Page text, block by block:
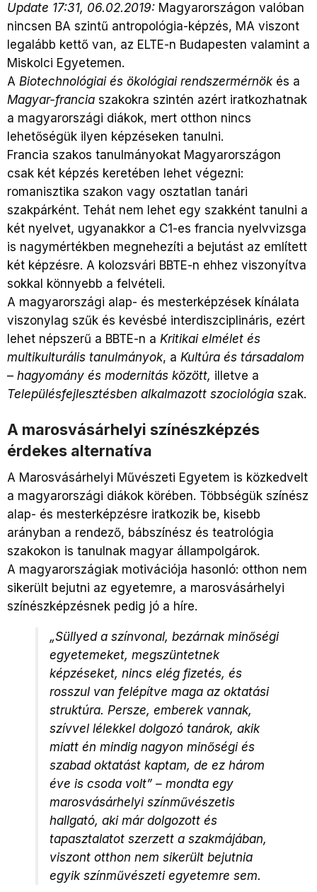
Update 17:31, 06.02.2019: Magyarországon valóban
nincsen BA szintű antropológia-képzés, MA viszont
legalább kettő van, az ELTE-n Budapesten valamint a
Miskolci Egyetemen.
A Biotechnológiai és ökológiai rendszermérnökés a
Magyar-francia szakokra szintén azért iratkozhatnak
a magyarországi diákok, mert otthon nincs
lehetőségük ilyen képzéseken tanulni.
Francia szakos tanulmányokat Magyarországon
csak két képzés keretében lehet végezni:
romanisztika szakon vagy osztatlan tanári
szakpárként. Tehát nem lehet egy szakként tanulni a
két nyelvet, ugyanakkor a C1-es francia nyelvvizsga
is nagymértékben megnehezíti a bejutást az említett
két képzésre. A kolozsvári BBTE-n ehhez viszonyítva
sokkal könnyebb a felvételi.
A magyarországi alap- és mesterképzések kínálata
viszonylag szűk és kevésbé interdiszciplináris, ezért
lehet népszerű a BBTE-n a Kritikai elmélet és
multikulturális tanulmányok, a Kultúra és társadalom
– hagyomány és modernitás között, illetve a
Településfejlesztésben alkalmazott szociológia szak.
A marosvásárhelyi színészképzés
érdekes alternatíva
A Marosvásárhelyi Művészeti Egyetem is közkedvelt
a magyarországi diákok körében. Többségük színész
alap- és mesterképzésre iratkozik be, kisebb
arányban a rendező, bábszínész és teatrológia
szakokon is tanulnak magyar állampolgárok.
A magyarországiak motivációja hasonló: otthon nem
sikerült bejutni az egyetemre, a marosvásárhelyi
színészképzésnek pedig jó a híre.
„Süllyed a színvonal, bezárnak minőségi
egyetemeket, megszüntetnek
képzéseket, nincs elég fizetés, és
rosszul van felépítve maga az oktatási
struktúra. Persze, emberek vannak,
szívvel lélekkel dolgozó tanárok, akik
miatt én mindig nagyon minőségi és
szabad oktatást kaptam, de ez három
éve is csoda volt” – mondta egy
marosvásárhelyi színművészetis
hallgató, aki már dolgozott és
tapasztalatot szerzett a szakmájában,
viszont otthon nem sikerült bejutnia
egyik színművészeti egyetemre sem.